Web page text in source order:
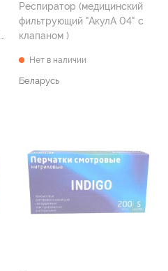
Респиратор (медицинский
фильтрующий "АкулА 04" с
клапаном )
Нет в наличии
Беларусь